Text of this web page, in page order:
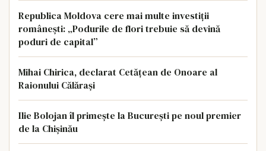
Republica Moldova cere mai multe investiții
românești: „Podurile de flori trebuie să devină
poduri de capital”
Mihai Chirica, declarat Cetățean de Onoare al
Raionului Călărași
Ilie Bolojan îl primește la București pe noul premier
de la Chișinău